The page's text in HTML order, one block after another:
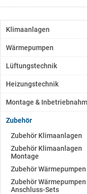
Klimaanlagen
Wärmepumpen
Lüftungstechnik
Heizungstechnik
Montage &
Zubehör
Zubehör Klimaanlagen
Zubehör Klimaanlagen
Montage
Zubehör Wärmepumpen
Zubehör Wärmepumpen
Anschluss-Sets